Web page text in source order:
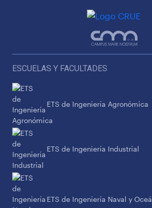
ESCUELAS Y FACULTADES
ETS de Ingeniería Agronómica
ETS de Ingeniería Industrial
ETS de Ingeniería Naval y